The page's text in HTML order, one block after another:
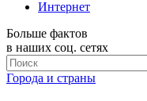
Интернет
Больше фактов
в наших соц. сетях
Города и страны